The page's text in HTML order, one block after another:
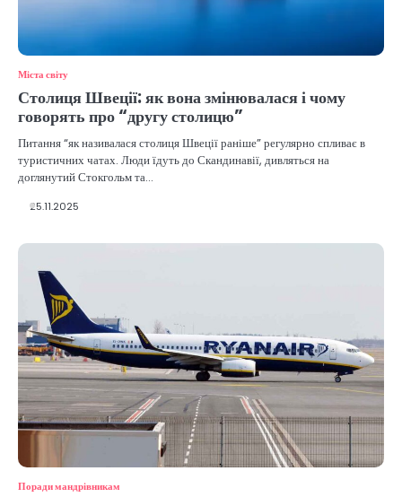
Міста світу
Столиця Швеції: як вона змінювалася і чому
говорять про “другу столицю”
Питання “як називалася столиця Швеції раніше” регулярно спливає в
туристичних чатах. Люди їдуть до Скандинавії, дивляться на
доглянутий Стокгольм та…
25.11.2025
Поради мандрівникам